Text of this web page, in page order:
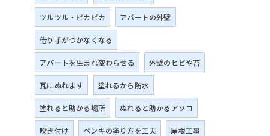
ツルツル・ピカピカ アパートの外壁
借り手がつかなくなる
アパートを生まれ変わらせる 外壁のヒビや苔
瓦にぬれます 塗れるから防水
塗れると助かる場所 ぬれると助かるアソコ
吹き付け ペンキの塗り方を工夫 屋根工事